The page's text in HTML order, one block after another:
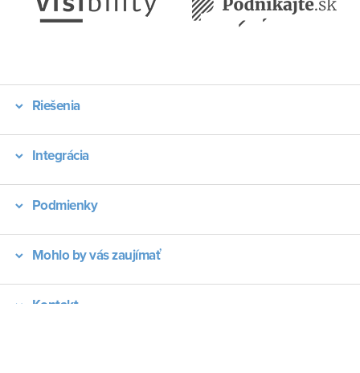
Riešenia
Integrácia
Podmienky
Mohlo by vás zaujímať
Kontakt